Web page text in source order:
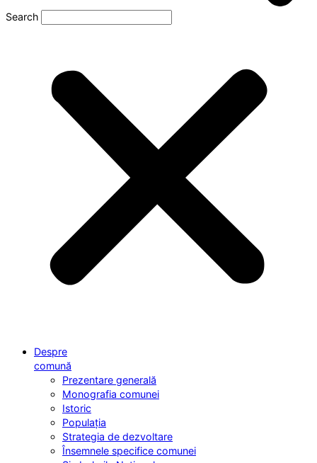
Search
Despre
comună
Prezentare generală
Monografia comunei
Istoric
Populația
Strategia de dezvoltare
Însemnele specifice comunei